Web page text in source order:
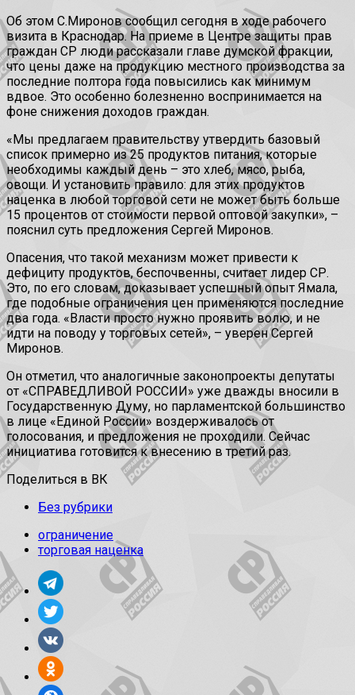
Об этом С.Миронов сообщил сегодня в ходе рабочего
визита в Краснодар. На приеме в Центре защиты прав
граждан СР люди рассказали главе думской фракции,
что цены даже на продукцию местного производства за
последние полтора года повысились как минимум
вдвое. Это особенно болезненно воспринимается на
фоне снижения доходов граждан.
«Мы предлагаем правительству утвердить базовый
список примерно из 25 продуктов питания, которые
необходимы каждый день – это хлеб, мясо, рыба,
овощи. И установить правило: для этих продуктов
наценка в любой торговой сети не может быть больше
15 процентов от стоимости первой оптовой закупки», –
пояснил суть предложения Сергей Миронов.
Опасения, что такой механизм может привести к
дефициту продуктов, беспочвенны, считает лидер СР.
Это, по его словам, доказывает успешный опыт Ямала,
где подобные ограничения цен применяются последние
два года. «Власти просто нужно проявить волю, и не
идти на поводу у торговых сетей», – уверен Сергей
Миронов.
Он отметил, что аналогичные законопроекты депутаты
от «СПРАВЕДЛИВОЙ РОССИИ» уже дважды вносили в
Государственную Думу, но парламентской большинство
в лице «Единой России» воздерживалось от
голосования, и предложения не проходили. Сейчас
инициатива готовится к внесению в третий раз.
Поделиться в ВК
Без рубрики
ограничение
торговая наценка